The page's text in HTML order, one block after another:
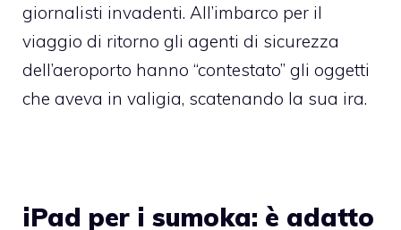
giornalisti invadenti. All’imbarco per il
viaggio di ritorno gli agenti di sicurezza
dell’aeroporto hanno “contestato” gli oggetti
che aveva in valigia, scatenando la sua ira.
iPad per i sumoka: è adatto